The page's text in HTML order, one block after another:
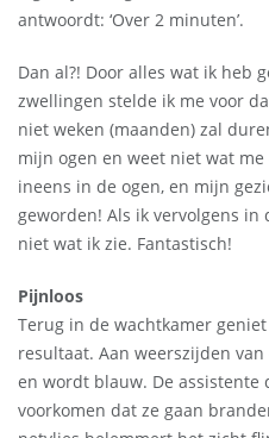
antwoordt: ‘Over 2 minuten’.
Dan al?! Door alles wat ik heb
zwellingen stelde ik me voor
niet weken (maanden) zal
mijn ogen en weet niet wat
ineens in de ogen, en mijn
geworden! Als ik vervolgens in
niet wat ik zie. Fantastisch!
Pijnloos
Terug in de wachtkamer
resultaat. Aan weerszijden
en wordt blauw. De assistente
voorkomen dat ze gaan